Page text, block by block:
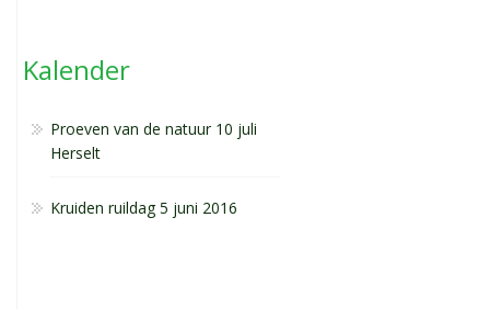
Kalender
Proeven van de natuur 10 juli
Herselt
Kruiden ruildag 5 juni 2016